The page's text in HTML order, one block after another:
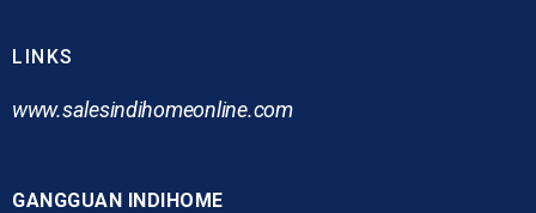
LINKS
www.salesindihomeonline.com
GANGGUAN INDIHOME